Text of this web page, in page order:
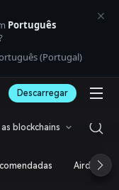
Português
(Portugal)
Descarregar
blockchains
Airdrop